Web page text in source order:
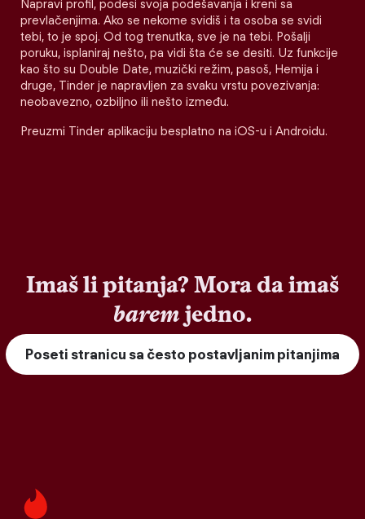
Napravi profil, podesi svoja podešavanja i kreni sa
prevlačenjima. Ako se nekome svidiš i ta osoba se svidi
tebi, to je spoj. Od tog trenutka, sve je na tebi. Pošalji
poruku, isplaniraj nešto, pa vidi šta će se desiti. Uz funkcije
kao što su Double Date, muzički režim, pasoš, Hemija i
druge, Tinder je napravljen za svaku vrstu povezivanja:
neobavezno, ozbiljno ili nešto između.
Preuzmi Tinder aplikaciju besplatno na iOS-u i Androidu.
Imaš li pitanja? Mora da imaš
baremjedno.
Poseti stranicu sa često postavljanim pitanjima